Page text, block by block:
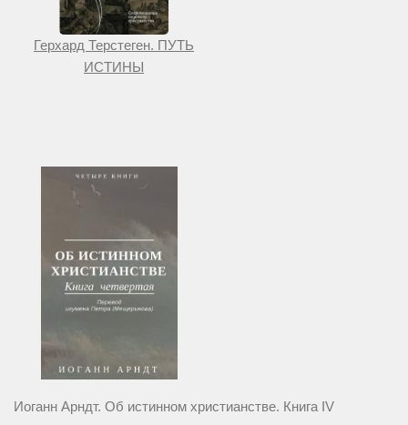
Герхард Терстеген. ПУТЬ
ИСТИНЫ
Иоганн Арндт. Об истинном христианстве. Книга IV